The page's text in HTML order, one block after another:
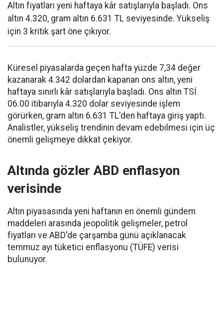
Altın fiyatları yeni haftaya kâr satışlarıyla başladı. Ons
altın 4.320, gram altın 6.631 TL seviyesinde. Yükseliş
için 3 kritik şart öne çıkıyor.
Küresel piyasalarda geçen hafta yüzde 7,34 değer
kazanarak 4.342 dolardan kapanan ons altın, yeni
haftaya sınırlı kâr satışlarıyla başladı. Ons altın TSİ
06.00 itibarıyla 4.320 dolar seviyesinde işlem
görürken, gram altın 6.631 TL'den haftaya giriş yaptı.
Analistler, yükseliş trendinin devam edebilmesi için üç
önemli gelişmeye dikkat çekiyor.
Altında gözler ABD enflasyon
verisinde
Altın piyasasında yeni haftanın en önemli gündem
maddeleri arasında jeopolitik gelişmeler, petrol
fiyatları ve ABD'de çarşamba günü açıklanacak
temmuz ayı tüketici enflasyonu (TÜFE) verisi
bulunuyor.